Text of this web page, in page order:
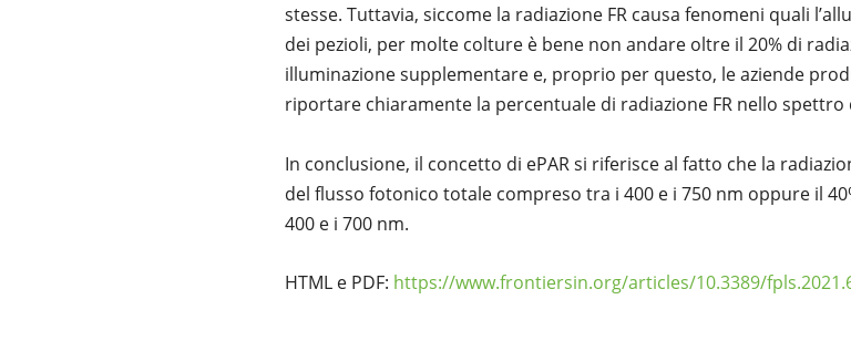
stesse. Tuttavia, siccome la radiazione FR causa fenomeni quali
dei pezioli, per molte colture è bene non andare oltre il 20% di
illuminazione supplementare e, proprio per questo, le aziende
riportare chiaramente la percentuale di radiazione FR nello spettro
In conclusione, il concetto di ePAR si riferisce al fatto che la
del flusso fotonico totale compreso tra i 400 e i 750 nm oppure il
400 e i 700 nm.
HTML e PDF: https://www.frontiersin.org/articles/10.3389/